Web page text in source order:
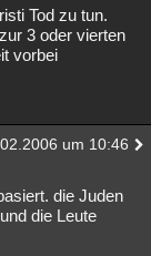
Tod zu tun.
3 oder vierten
vorbei
um 10:46
die Juden
die Leute